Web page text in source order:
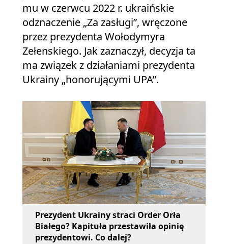
mu w czerwcu 2022 r. ukraińskie
odznaczenie „Za zasługi”, wręczone
przez prezydenta Wołodymyra
Zełenskiego. Jak zaznaczył, decyzja ta
ma związek z działaniami prezydenta
Ukrainy „honorującymi UPA”.
Prezydent Ukrainy straci Order Orła
Białego? Kapituła przestawiła opinię
prezydentowi. Co dalej?